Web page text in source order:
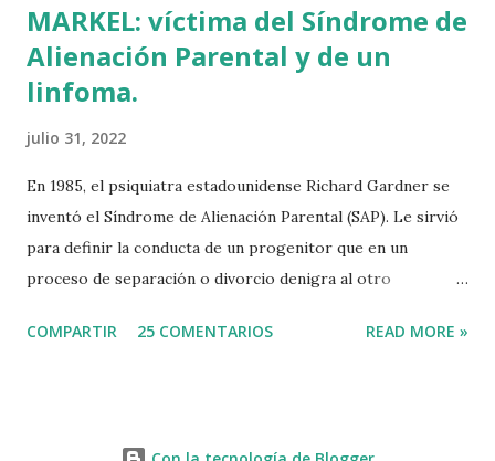
MARKEL: víctima del Síndrome de
Alienación Parental y de un
linfoma.
julio 31, 2022
En 1985, el psiquiatra estadounidense Richard Gardner se
inventó el Síndrome de Alienación Parental (SAP). Le sirvió
para definir la conducta de un progenitor que en un
proceso de separación o divorcio denigra al otro
machismo predominante hace 40 años sirvió incluso para
COMPARTIR 25 COMENTARIOS READ MORE »